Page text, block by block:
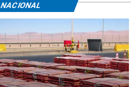
NACIONAL